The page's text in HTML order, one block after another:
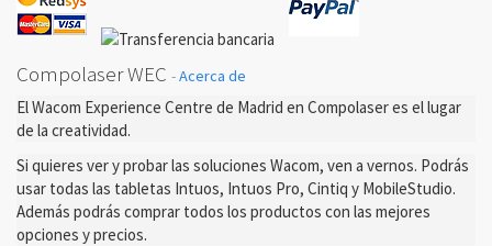
Compolaser WEC -Acerca de
El Wacom Experience Centre de Madrid en Compolaser es el lugar
de la creatividad.
Si quieres ver y probar las soluciones Wacom, ven a vernos. Podrás
usar todas las tabletas Intuos, Intuos Pro, Cintiq y MobileStudio.
Además podrás comprar todos los productos con las mejores
opciones y precios.